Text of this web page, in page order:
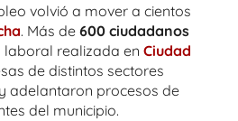
volvió a mover a cientos
. Más de 600 ciudadanos
laboral realizada en Ciudad
de distintos sectores
adelantaron procesos de
del municipio.